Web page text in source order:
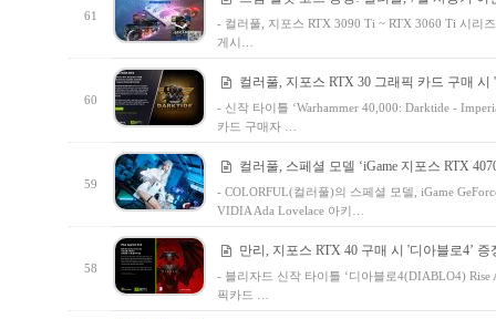
61
- 컬러풀, 지포스 RTX 3090 Ti ~ RTX 3060 Ti 시리
게시…
60
컬러풀, 지포스 RTX 30 그래픽 카드 구매
- 신작 타이틀 ‘Warhammer 40,000: Darktide -
카드 구매자 …
59
컬러풀, 스페셜 모델 ‘iGame 지포스 RTX
- COLORFUL(컬러풀)의 스페셜 모델, iGame
VIDIA Ada Lovelace 아키…
58
만리, 지포스 RTX 40 구매 시 '디아블로4’ 증
- 블리자드 신작 타이틀 ‘디아블로4(DIABLO4)
픽카드 …